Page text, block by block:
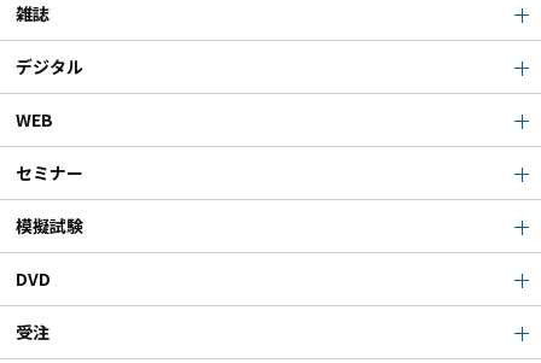
雑誌
デジタル
WEB
セミナー
模擬試験
DVD
受注